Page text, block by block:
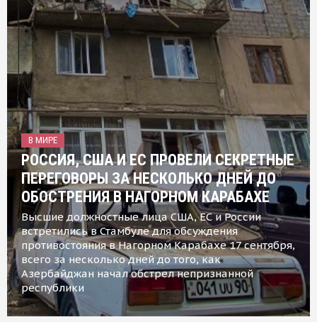
В МИРЕ
РОССИЯ, США И ЕС ПРОВЕЛИ СЕКРЕТНЫЕ
ПЕРЕГОВОРЫ ЗА НЕСКОЛЬКО ДНЕЙ ДО
ОБОСТРЕНИЯ В НАГОРНОМ КАРАБАХЕ
Высшие должностные лица США, ЕС и России
встретились в Стамбуле для обсуждения
противостояния в Нагорном Карабахе 17 сентября,
всего за несколько дней до того, как
Азербайджан начал обстрел непризнанной
республики